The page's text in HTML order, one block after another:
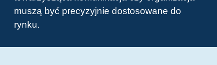
muszą być precyzyjnie dostosowane do
rynku.